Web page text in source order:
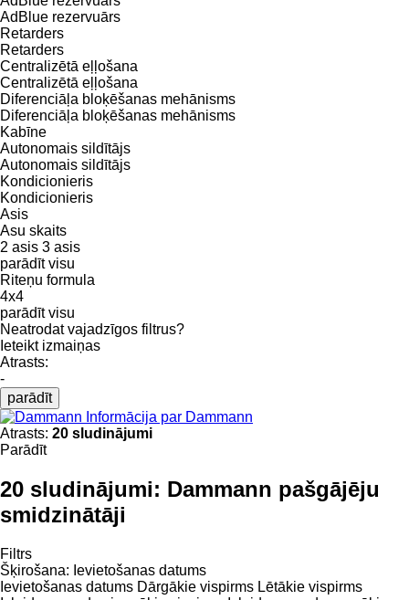
AdBlue rezervuārs
Retarders
Retarders
Centralizētā eļļošana
Centralizētā eļļošana
Diferenciāļa bloķēšanas mehānisms
Diferenciāļa bloķēšanas mehānisms
Kabīne
Autonomais sildītājs
Autonomais sildītājs
Kondicionieris
Kondicionieris
Asis
Asu skaits
2 asis 3 asis
parādīt visu
Riteņu formula
4x4
parādīt visu
Neatrodat vajadzīgos filtrus?
Ieteikt izmaiņas
Atrasts:
-
parādīt
Informācija par Dammann
Atrasts: 20 sludinājumi
Parādīt
20 sludinājumi: Dammann pašgājēju
smidzinātāji
Filtrs
Šķirošana: Ievietošanas datums
Ievietošanas datums Dārgākie vispirms Lētākie vispirms